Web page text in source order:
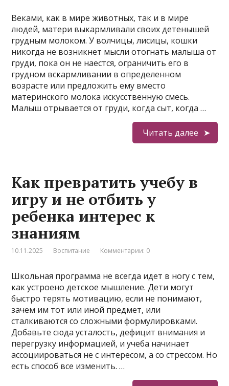
Веками, как в мире животных, так и в мире
людей, матери выкармливали своих детенышей
грудным молоком. У волчицы, лисицы, кошки
никогда не возникнет мысли отогнать малыша от
груди, пока он не наестся, ограничить его в
грудном вскармливании в определенном
возрасте или предложить ему вместо
материнского молока искусственную смесь.
Малыш отрывается от груди, когда сыт, когда …
Читать далее
Как превратить учебу в
игру и не отбить у
ребенка интерес к
знаниям
10.11.2025 Воспитание Комментарии: 0
Школьная программа не всегда идет в ногу с тем,
как устроено детское мышление. Дети могут
быстро терять мотивацию, если не понимают,
зачем им тот или иной предмет, или
сталкиваются со сложными формулировками.
Добавьте сюда усталость, дефицит внимания и
перегрузку информацией, и учеба начинает
ассоциироваться не с интересом, а со стрессом. Но
есть способ все изменить. …